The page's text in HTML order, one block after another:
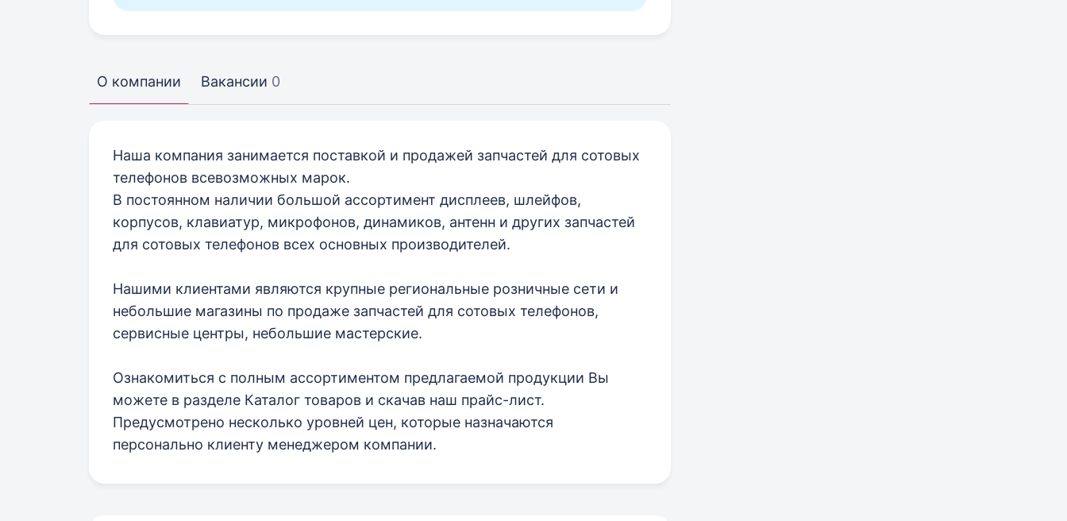
О компании Вакансии 0
Наша компания занимается поставкой и продажей запчастей для сотовых
телефонов всевозможных марок.
В постоянном наличии большой ассортимент дисплеев, шлейфов,
корпусов, клавиатур, микрофонов, динамиков, антенн и других запчастей
для сотовых телефонов всех основных производителей.
Нашими клиентами являются крупные региональные розничные сети и
небольшие магазины по продаже запчастей для сотовых телефонов,
сервисные центры, небольшие мастерские.
Ознакомиться с полным ассортиментом предлагаемой продукции Вы
можете в разделе Каталог товаров и скачав наш прайс-лист.
Предусмотрено несколько уровней цен, которые назначаются
персонально клиенту менеджером компании.